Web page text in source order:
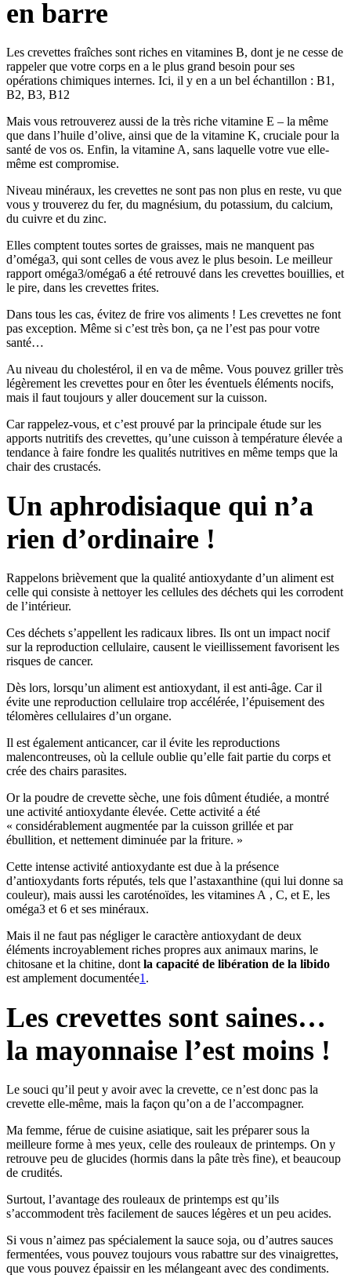
en barre
Les crevettes fraîches sont riches en vitamines B, dont je ne cesse de
rappeler que votre corps en a le plus grand besoin pour ses
opérations chimiques internes. Ici, il y en a un bel échantillon : B1,
B2, B3, B12
Mais vous retrouverez aussi de la très riche vitamine E – la même
que dans l’huile d’olive, ainsi que de la vitamine K, cruciale pour la
santé de vos os. Enfin, la vitamine A, sans laquelle votre vue elle-
même est compromise.
Niveau minéraux, les crevettes ne sont pas non plus en reste, vu que
vous y trouverez du fer, du magnésium, du potassium, du calcium,
du cuivre et du zinc.
Elles comptent toutes sortes de graisses, mais ne manquent pas
d’oméga3, qui sont celles de vous avez le plus besoin. Le meilleur
rapport oméga3/oméga6 a été retrouvé dans les crevettes bouillies, et
le pire, dans les crevettes frites.
Dans tous les cas, évitez de frire vos aliments ! Les crevettes ne font
pas exception. Même si c’est très bon, ça ne l’est pas pour votre
santé…
Au niveau du cholestérol, il en va de même. Vous pouvez griller très
légèrement les crevettes pour en ôter les éventuels éléments nocifs,
mais il faut toujours y aller doucement sur la cuisson.
Car rappelez-vous, et c’est prouvé par la principale étude sur les
apports nutritifs des crevettes, qu’une cuisson à température élevée a
tendance à faire fondre les qualités nutritives en même temps que la
chair des crustacés.
Un aphrodisiaque qui n’a
rien d’ordinaire !
Rappelons brièvement que la qualité antioxydante d’un aliment est
celle qui consiste à nettoyer les cellules des déchets qui les corrodent
de l’intérieur.
Ces déchets s’appellent les radicaux libres. Ils ont un impact nocif
sur la reproduction cellulaire, causent le vieillissement favorisent les
risques de cancer.
Dès lors, lorsqu’un aliment est antioxydant, il est anti-âge. Car il
évite une reproduction cellulaire trop accélérée, l’épuisement des
télomères cellulaires d’un organe.
Il est également anticancer, car il évite les reproductions
malencontreuses, où la cellule oublie qu’elle fait partie du corps et
crée des chairs parasites.
Or la poudre de crevette sèche, une fois dûment étudiée, a montré
une activité antioxydante élevée. Cette activité a été
« considérablement augmentée par la cuisson grillée et par
ébullition, et nettement diminuée par la friture. »
Cette intense activité antioxydante est due à la présence
d’antioxydants forts réputés, tels que l’astaxanthine (qui lui donne sa
couleur), mais aussi les caroténoïdes, les vitamines A , C, et E, les
oméga3 et 6 et ses minéraux.
Mais il ne faut pas négliger le caractère antioxydant de deux
éléments incroyablement riches propres aux animaux marins, le
chitosane et la chitine, dont la capacité de libération de la libido
est amplement documentée1 .
Les crevettes sont saines…
la mayonnaise l’est moins !
Le souci qu’il peut y avoir avec la crevette, ce n’est donc pas la
crevette elle-même, mais la façon qu’on a de l’accompagner.
Ma femme, férue de cuisine asiatique, sait les préparer sous la
meilleure forme à mes yeux, celle des rouleaux de printemps. On y
retrouve peu de glucides (hormis dans la pâte très fine), et beaucoup
de crudités.
Surtout, l’avantage des rouleaux de printemps est qu’ils
s’accommodent très facilement de sauces légères et un peu acides.
Si vous n’aimez pas spécialement la sauce soja, ou d’autres sauces
fermentées, vous pouvez toujours vous rabattre sur des vinaigrettes,
que vous pouvez épaissir en les mélangeant avec des condiments.